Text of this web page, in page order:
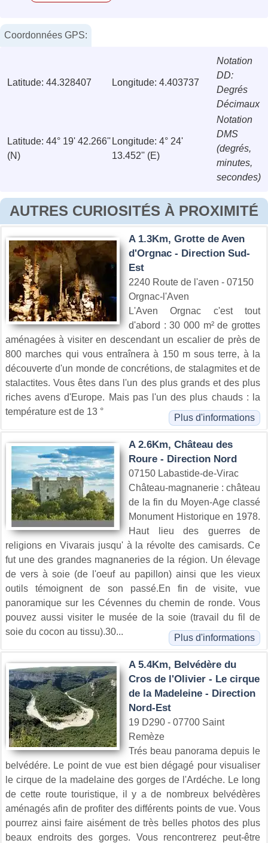
Coordonnées GPS:
Latitude: 44.328407 Longitude: 4.403737
Notation
DD:
Degrés
Décimaux
Latitude: 44° 19' 42.266''
(N)
Longitude: 4° 24'
13.452'' (E)
Notation
DMS
(degrés,
minutes,
secondes)
AUTRES CURIOSITÉS À PROXIMITÉ
A 1.3Km, Grotte de Aven
d'Orgnac - Direction Sud-
Est
2240 Route de l'aven - 07150
Orgnac-l'Aven
L'Aven Orgnac c'est tout
d'abord : 30 000 m² de grottes
aménagées à visiter en descendant un escalier de près de
800 marches qui vous entraînera à 150 m sous terre, à la
découverte d'un monde de concrétions, de stalagmites et de
stalactites. Vous êtes dans l'un des plus grands et des plus
riches avens d'Europe. Mais pas l'un des plus chauds : la
température est de 13 °
Plus d'informations
A 2.6Km, Château des
Roure - Direction Nord
07150 Labastide-de-Virac
Château-magnanerie : château
de la fin du Moyen-Age classé
Monument Historique en 1978.
Haut lieu des guerres de
religions en Vivarais jusqu' à la révolte des camisards. Ce
fut une des grandes magnaneries de la région. Un élevage
de vers à soie (de l'oeuf au papillon) ainsi que les vieux
outils témoignent de son passé.En fin de visite, vue
panoramique sur les Cévennes du chemin de ronde. Vous
pouvez aussi visiter le musée de la soie (travail du fil de
soie du cocon au tissu).30...
Plus d'informations
A 5.4Km, Belvédère du
Cros de l'Olivier - Le cirque
de la Madeleine - Direction
Nord-Est
19 D290 - 07700 Saint
Remèze
Trés beau panorama depuis le
belvédére. Le point de vue est bien dégagé pour visualiser
le cirque de la madelaine des gorges de l'Ardéche. Le long
de cette route touristique, il y a de nombreux belvédères
aménagés afin de profiter des différents points de vue. Vous
pourrez ainsi faire aisément de très belles photos des plus
beaux endroits des gorges. Vous rencontrerez peut-être